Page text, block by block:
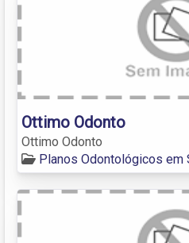
Ottimo Odonto
Ottimo Odonto
Planos Odontológicos em